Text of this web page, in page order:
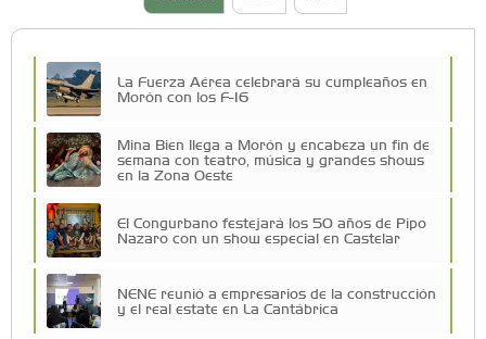
La Fuerza Aérea celebrará su cumpleaños en
Morón con los F-16
Mina Bien llega a Morón y encabeza un fin de
semana con teatro, música y grandes shows
en la Zona Oeste
El Congurbano festejará los 50 años de Pipo
Nazaro con un show especial en Castelar
NENE reunió a empresarios de la construcción
y el real estate en La Cantábrica